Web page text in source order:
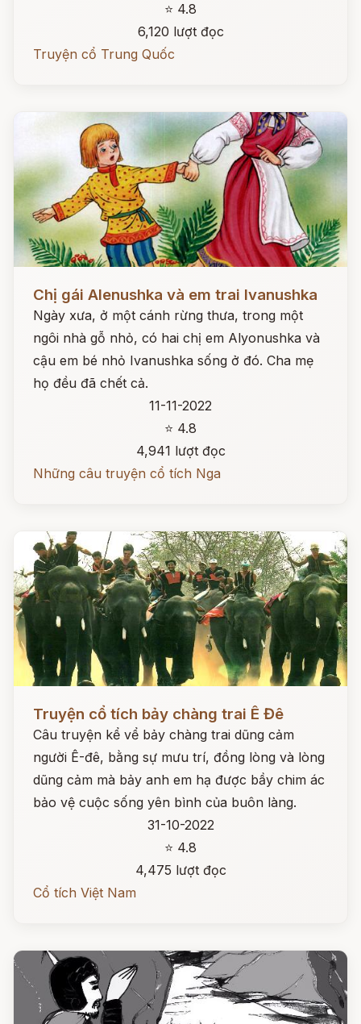
⭐ 4.8
6,120 lượt đọc
Truyện cổ Trung Quốc
Chị gái Alenushka và em trai Ivanushka
Ngày xưa, ở một cánh rừng thưa, trong một
ngôi nhà gỗ nhỏ, có hai chị em Alyonushka và
cậu em bé nhỏ Ivanushka sống ở đó. Cha mẹ
họ đều đã chết cả.
11-11-2022
⭐ 4.8
4,941 lượt đọc
Những câu truyện cổ tích Nga
Truyện cổ tích bảy chàng trai Ê Đê
Câu truyện kể vể bảy chàng trai dũng cảm
người Ê-đê, bằng sự mưu trí, đồng lòng và lòng
dũng cảm mà bảy anh em hạ được bầy chim ác
bảo vệ cuộc sống yên bình của buôn làng.
31-10-2022
⭐ 4.8
4,475 lượt đọc
Cổ tích Việt Nam